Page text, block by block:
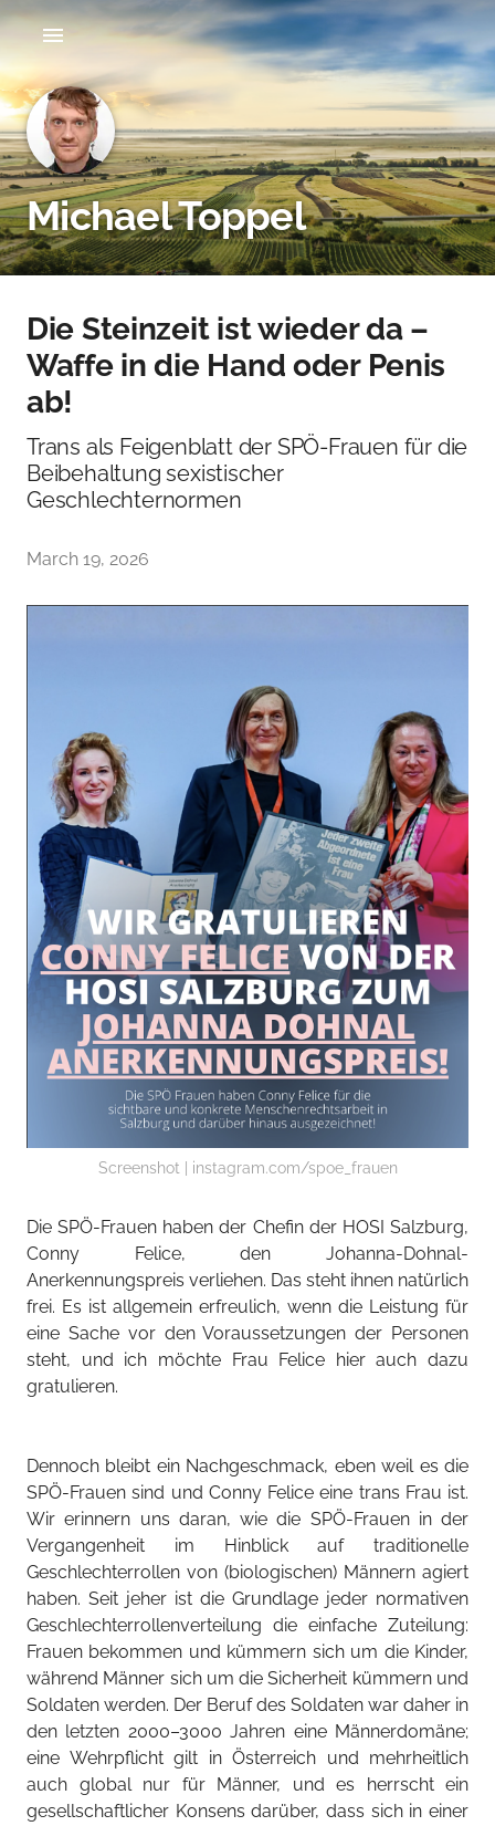
Michael Toppel
Die Steinzeit ist wieder da –
Waffe in die Hand oder Penis
ab!
Trans als Feigenblatt der SPÖ-Frauen für die
Beibehaltung sexistischer
Geschlechternormen
March 19, 2026
Screenshot | instagram.com/spoe_frauen
Die SPÖ-Frauen haben der Chefin der HOSI Salzburg,
Conny Felice, den Johanna-Dohnal-
Anerkennungspreis verliehen. Das steht ihnen natürlich
frei. Es ist allgemein erfreulich, wenn die Leistung für
eine Sache vor den Voraussetzungen der Personen
steht, und ich möchte Frau Felice hier auch dazu
gratulieren.
Dennoch bleibt ein Nachgeschmack, eben weil es die
SPÖ-Frauen sind und Conny Felice eine trans Frau ist.
Wir erinnern uns daran, wie die SPÖ-Frauen in der
Vergangenheit im Hinblick auf traditionelle
Geschlechterrollen von (biologischen) Männern agiert
haben. Seit jeher ist die Grundlage jeder normativen
Geschlechterrollenverteilung die einfache Zuteilung:
Frauen bekommen und kümmern sich um die Kinder,
während Männer sich um die Sicherheit kümmern und
Soldaten werden. Der Beruf des Soldaten war daher in
den letzten 2000–3000 Jahren eine Männerdomäne;
eine Wehrpflicht gilt in Österreich und mehrheitlich
auch global nur für Männer, und es herrscht ein
gesellschaftlicher Konsens darüber, dass sich in einer